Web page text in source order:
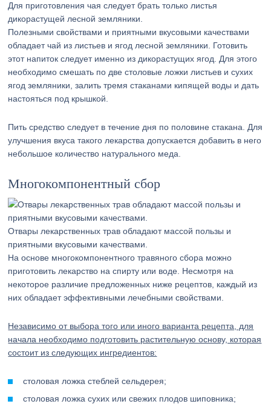
Для приготовления чая следует брать только листья
дикорастущей лесной земляники.
Полезными свойствами и приятными вкусовыми качествами
обладает чай из листьев и ягод лесной земляники. Готовить
этот напиток следует именно из дикорастущих ягод. Для этого
необходимо смешать по две столовые ложки листьев и сухих
ягод земляники, залить тремя стаканами кипящей воды и дать
настояться под крышкой.
Пить средство следует в течение дня по половине стакана. Для
улучшения вкуса такого лекарства допускается добавить в него
небольшое количество натурального меда.
Многокомпонентный сбор
Отвары лекарственных трав обладают массой пользы и
приятными вкусовыми качествами.
На основе многокомпонентного травяного сбора можно
приготовить лекарство на спирту или воде. Несмотря на
некоторое различие предложенных ниже рецептов, каждый из
них обладает эффективными лечебными свойствами.
Независимо от выбора того или иного варианта рецепта, для
начала необходимо подготовить растительную основу, которая
состоит из следующих ингредиентов:
столовая ложка стеблей сельдерея;
столовая ложка сухих или свежих плодов шиповника;